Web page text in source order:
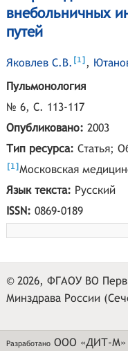
внебольничных
путей
Яковлев С.В. [1] ,
Пульмонология
№ 6, С. 113-117
Опубликовано: 2003
Тип ресурса: Статья;
[1]Московская
Язык текста: Русский
ISSN: 0869-0189
© 2026, ФГАОУ ВО
Минздрава России
Разработано ООО «ДИТ-М»